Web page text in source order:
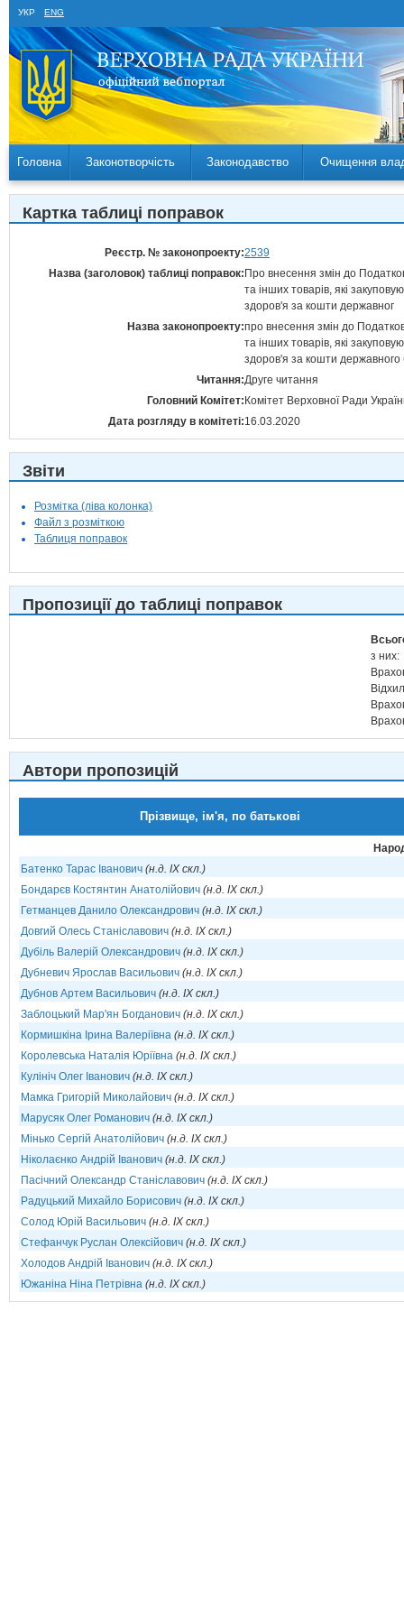
УКР ENG
Головна Законотворчість Законодавство Очищення
Картка таблиці поправок
Реєстр. № законопроекту:2539
Назва (заголовок) таблиці поправок: Про внесення змін до
та інших товарів, які
здоров'я за кошти державног
Назва законопроекту:про внесення змін до
та інших товарів, які
здоров'я за кошти
Читання:Друге читання
Головний Комітет: Комітет Верховної Ради
Дата розгляду в комітеті:16.03.2020
Звіти
Розмітка (ліва колонка)
Файл з розміткою
Таблиця поправок
Пропозиції до таблиці поправок
з них:
Автори пропозицій
Прізвище, ім'я, по батькові
Батенко Тарас Іванович (н.д. IX скл.)
Бондарєв Костянтин Анатолійович (н.д. IX скл.)
Гетманцев Данило Олександрович (н.д. IX скл.)
Довгий Олесь Станіславович (н.д. IX скл.)
Дубіль Валерій Олександрович (н.д. IX скл.)
Дубневич Ярослав Васильович (н.д. IX скл.)
Дубнов Артем Васильович (н.д. IX скл.)
Заблоцький Мар'ян Богданович (н.д. IX скл.)
Кормишкіна Ірина Валеріївна (н.д. IX скл.)
Королевська Наталія Юріївна (н.д. IX скл.)
Кулініч Олег Іванович (н.д. IX скл.)
Мамка Григорій Миколайович (н.д. IX скл.)
Марусяк Олег Романович (н.д. IX скл.)
Мінько Сергій Анатолійович (н.д. IX скл.)
Ніколаєнко Андрій Іванович (н.д. IX скл.)
Пасічний Олександр Станіславович (н.д. IX скл.)
Радуцький Михайло Борисович (н.д. IX скл.)
Солод Юрій Васильович (н.д. IX скл.)
Стефанчук Руслан Олексійович (н.д. IX скл.)
Холодов Андрій Іванович (н.д. IX скл.)
Южаніна Ніна Петрівна (н.д. IX скл.)